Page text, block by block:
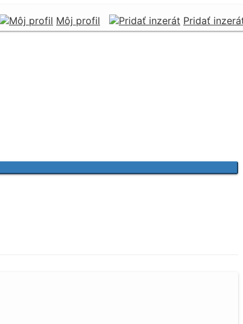
Môj profil Pridať